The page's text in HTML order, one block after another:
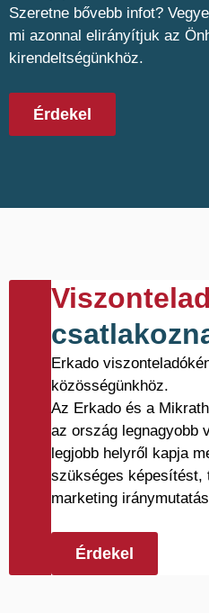
Szeretne bővebb infot?
mi azonnal elirányítjuk az
kirendeltségünkhöz.
Érdekel
Erkado
közösségünkhöz.
Az Erkado és a
az ország legnagyobb
legjobb helyről kapja
szükséges képesítést,
marketing
Érdekel